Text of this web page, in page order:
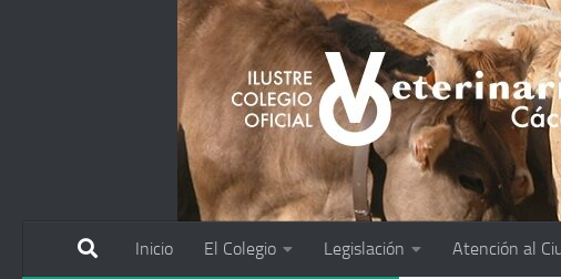
Inicio El Colegio Legislación Atención al